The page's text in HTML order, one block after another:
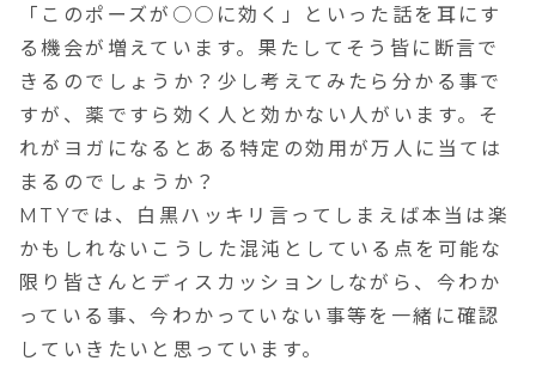
「このポーズが○○に効く」といった話を耳にす
る機会が増えています。果たしてそう皆に断言で
きるのでしょうか？少し考えてみたら分かる事で
すが、薬ですら効く人と効かない人がいます。そ
れがヨガになるとある特定の効用が万人に当ては
まるのでしょうか？
MTYでは、白黒ハッキリ言ってしまえば本当は楽
かもしれないこうした混沌としている点を可能な
限り皆さんとディスカッションしながら、今わか
っている事、今わかっていない事等を一緒に確認
していきたいと思っています。